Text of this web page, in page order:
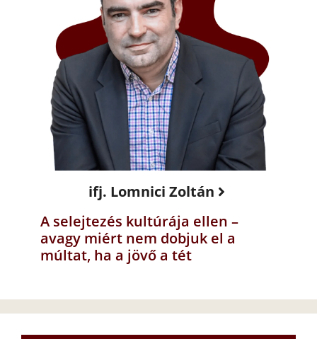
ifj. Lomnici Zoltán
A selejtezés kultúrája ellen –
avagy miért nem dobjuk el a
múltat, ha a jövő a tét